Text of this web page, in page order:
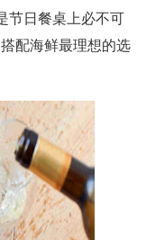
节日餐桌上必不可
配海鲜最理想的选